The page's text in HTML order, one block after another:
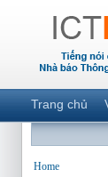
Trang chủ
Home